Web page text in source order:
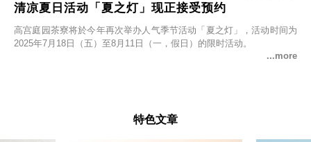
清凉夏日活动「夏之灯」现正接受预约
高宫庭园茶寮将於今年再次举办人气季节活动「夏之灯」，活动时间为
2025年7月18日（五）至8月11日（一，假日）的限时活动。
特色文章